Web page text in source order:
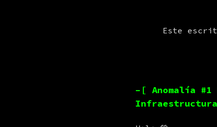
Este
–[ Anomalía #1